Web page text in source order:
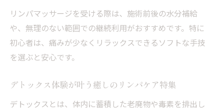
むくみ解消に役立つデトックス習慣
札幌のデトックスケア最新トレンド紹介
身体の巡りを高めたい方に最適な方法
リンパマッサージで巡りアップを目指す習
デトックスとストレッチの組み合わせ方法
頭皮マッサージで全身の巡りをサポート
リンパマッサージを受ける際は、施術前後の水分補給
や、無理のない範囲での継続利用がおすすめです。特に
初心者は、痛みが少なくリラックスできるソフトな手技
を選ぶと安心です。
デトックス体験が叶う癒しのリンパケア特集
デトックスとは、体内に蓄積した老廃物や毒素を排出し